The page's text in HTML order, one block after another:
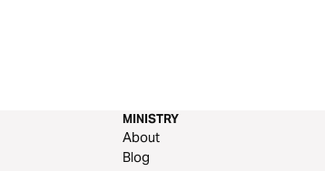
MINISTRY
About
Blog